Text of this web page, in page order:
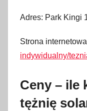
Adres: Park Kingi
Strona
indywidualny/
Ceny – ile
tężnię